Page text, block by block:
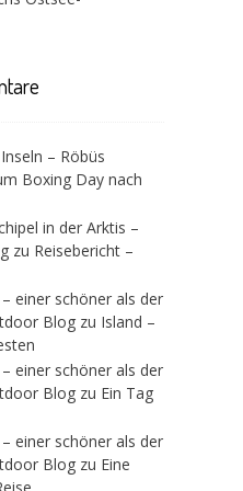
– Röbüs
Boxing Day nach
in der Arktis –
zu Reisebericht –
einer schöner als der
Blog zu Island –
einer schöner als der
Blog zu Ein Tag
einer schöner als der
Blog zu Eine